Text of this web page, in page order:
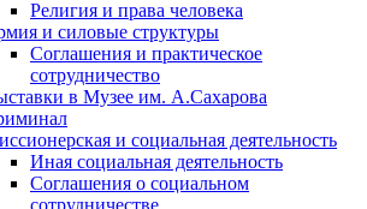
Религия и права человека
и силовые структуры
Соглашения и практическое
сотрудничество
в Музее им. А.Сахарова
и социальная деятельность
Иная социальная деятельность
Соглашения о социальном
сотрудничестве